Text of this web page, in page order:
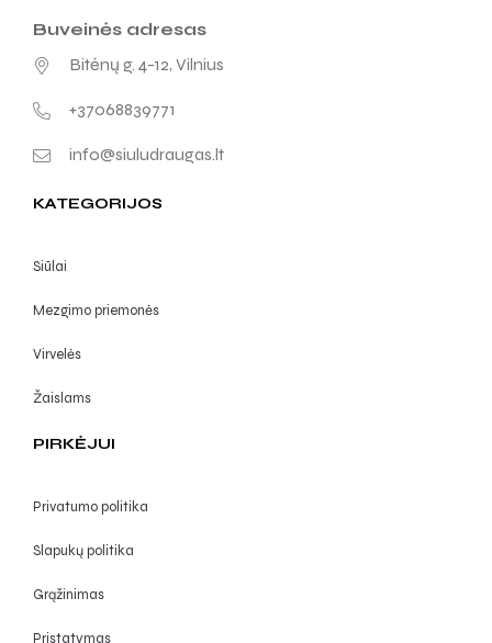
Buveinės adresas
Bitėnų g. 4-12, Vilnius
+37068839771
info@siuludraugas.lt
KATEGORIJOS
Siūlai
Mezgimo priemonės
Virvelės
Žaislams
PIRKĖJUI
Privatumo politika
Slapukų politika
Grąžinimas
Pristatymas